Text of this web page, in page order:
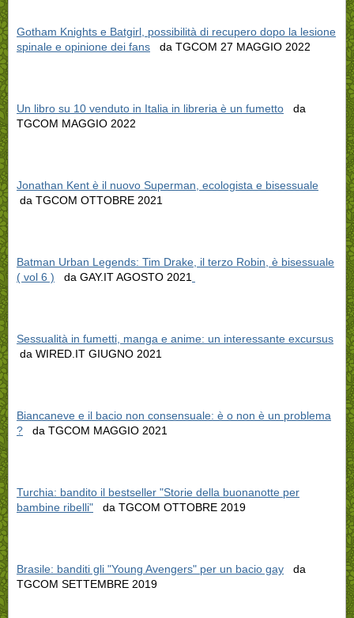
Gotham Knights e Batgirl, possibilità di recupero dopo la lesione
spinale e opinione dei fans da TGCOM 27 MAGGIO 2022
Un libro su 10 venduto in Italia in libreria è un fumetto da
TGCOM MAGGIO 2022
Jonathan Kent è il nuovo Superman, ecologista e bisessuale
da TGCOM OTTOBRE 2021
Batman Urban Legends: Tim Drake, il terzo Robin, è bisessuale
( vol 6 ) da GAY.IT AGOSTO 2021
Sessualità in fumetti, manga e anime: un interessante excursus
da WIRED.IT GIUGNO 2021
Biancaneve e il bacio non consensuale: è o non è un problema
? da TGCOM MAGGIO 2021
Turchia: bandito il bestseller "Storie della buonanotte per
bambine ribelli" da TGCOM OTTOBRE 2019
Brasile: banditi gli "Young Avengers" per un bacio gay da
TGCOM SETTEMBRE 2019